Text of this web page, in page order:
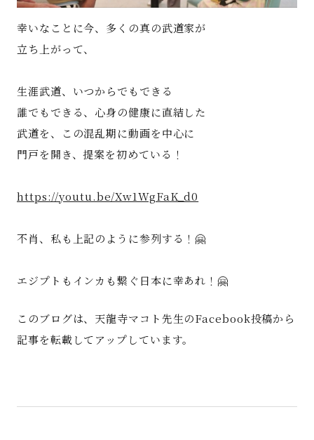
幸いなことに今、多くの真の武道家が
立ち上がって、
生涯武道、いつからでもできる
誰でもできる、心身の健康に直結した
武道を、この混乱期に動画を中心に
門戸を開き、提案を初めている！
https://youtu.be/Xw1WgFaK_d0
不肖、私も上記のように参列する！🤗
エジプトもインカも繋ぐ日本に幸あれ！🤗
このブログは、天龍寺マコト先生のFacebook投稿から
記事を転載してアップしています。